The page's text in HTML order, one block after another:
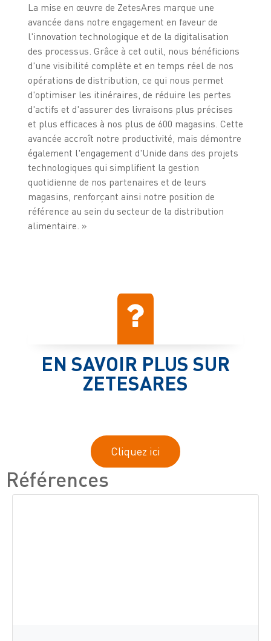
La mise en œuvre de ZetesAres marque une
avancée dans notre engagement en faveur de
l'innovation technologique et de la digitalisation
des processus. Grâce à cet outil, nous bénéficions
d'une visibilité complète et en temps réel de nos
opérations de distribution, ce qui nous permet
d'optimiser les itinéraires, de réduire les pertes
d'actifs et d'assurer des livraisons plus précises
et plus efficaces à nos plus de 600 magasins. Cette
avancée accroît notre productivité, mais démontre
également l'engagement d'Unide dans des projets
technologiques qui simplifient la gestion
quotidienne de nos partenaires et de leurs
magasins, renforçant ainsi notre position de
référence au sein du secteur de la distribution
alimentaire. »
EN SAVOIR PLUS SUR
ZETESARES
Cliquez ici
Références